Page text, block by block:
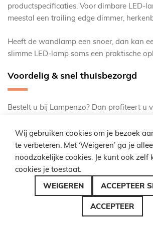
productspecificaties. Voor dimbare LED-
meestal een trailing edge dimmer,
Heeft de wandlamp een snoer, dan kan
slimme LED-lamp soms een praktische
Voordelig & snel thuisbezorgd
Bestelt u bij Lampenzo? Dan profiteert u
Gratis verzendingvanaf €49 in
België
Snelle levering, vaak uit eigen
1 tot 5 jaar garantie
Lager geprijsddan in winkels of
Wij gebruiken cookies om je bezoek
te verbeteren. Met ‘Weigeren’ ga je
noodzakelijke cookies. Je kunt ook zelf
cookies je toestaat.
WEIGEREN
ACCEPTEER
ACCEPTEER